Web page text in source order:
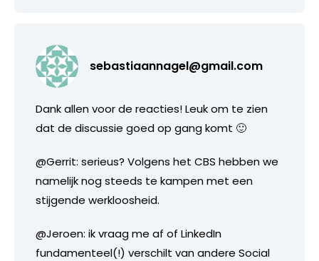
sebastiaannagel@gmail.com
Dank allen voor de reacties! Leuk om te zien
dat de discussie goed op gang komt 🙂
@Gerrit: serieus? Volgens het CBS hebben we
namelijk nog steeds te kampen met een
stijgende werkloosheid.
@Jeroen: ik vraag me af of LinkedIn
fundamenteel(!) verschilt van andere Social